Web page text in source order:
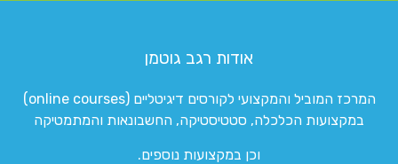
אודות רגב גוטמן
המרכז המוביל והמקצועי לקורסים דיגיטליים (online courses)
במקצועות הכלכלה, סטטיסטיקה, החשבונאות והמתמטיקה
וכן במקצועות נוספים.